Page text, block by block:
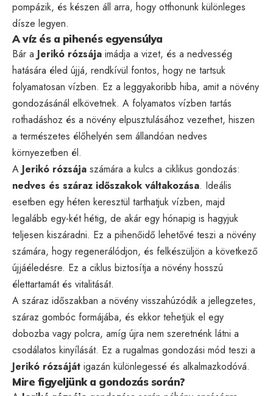
pompázik, és készen áll arra, hogy otthonunk különleges
dísze legyen.
A víz és a pihenés egyensúlya
Bár a Jerikó rózsája imádja a vizet, és a nedvesség
hatására éled újjá, rendkívül fontos, hogy ne tartsuk
folyamatosan vízben. Ez a leggyakoribb hiba, amit a növény
gondozásánál elkövetnek. A folyamatos vízben tartás
rothadáshoz és a növény elpusztulásához vezethet, hiszen
a természetes élőhelyén sem állandóan nedves
környezetben él.
A Jerikó rózsája számára a kulcs a ciklikus gondozás:
nedves és száraz időszakok váltakozása. Ideális
esetben egy héten keresztül tarthatjuk vízben, majd
legalább egy-két hétig, de akár egy hónapig is hagyjuk
teljesen kiszáradni. Ez a pihenőidő lehetővé teszi a növény
számára, hogy regenerálódjon, és felkészüljön a következő
újjáéledésre. Ez a ciklus biztosítja a növény hosszú
élettartamát és vitalitását.
A száraz időszakban a növény visszahúzódik a jellegzetes,
száraz gombóc formájába, és ekkor tehetjük el egy
dobozba vagy polcra, amíg újra nem szeretnénk látni a
csodálatos kinyílását. Ez a rugalmas gondozási mód teszi a
Jerikó rózsáját igazán különlegessé és alkalmazkodóvá.
Mire figyeljünk a gondozás során?